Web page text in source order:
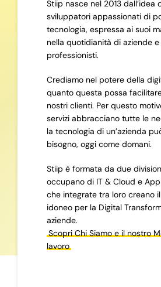
Stiip nasce nel 2013 dall’idea
sviluppatori appassionati di
tecnologia, espressa ai suoi
nella quotidianità di aziende
professionisti.
Crediamo nel potere della
quanto questa possa
nostri clienti. Per questo
servizi abbracciano tutte le
la tecnologia di un’azienda
bisogno, oggi come domani.
Stiip è formata da due
occupano di IT & Cloud e
che integrate tra loro creano
idoneo per la Digital
aziende.
Scopri Chi Siamo e il nostro
lavoro